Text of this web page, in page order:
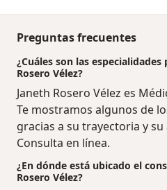
Preguntas frecuentes
¿Cuáles son las
Rosero Vélez?
Janeth Rosero Vélez es
Te mostramos algunos de
gracias a su trayectoria y
Consulta en línea.
¿En dónde está ubicado el
Rosero Vélez?